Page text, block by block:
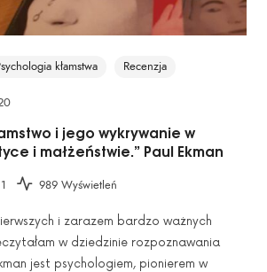
kłamstwa Recenzja
i jego wykrywanie w
i małżeństwie.” Paul Ekman
1 989 Wyświetleń
i zarazem bardzo ważnych
w dziedzinie rozpoznawania
jest psychologiem, pionierem w